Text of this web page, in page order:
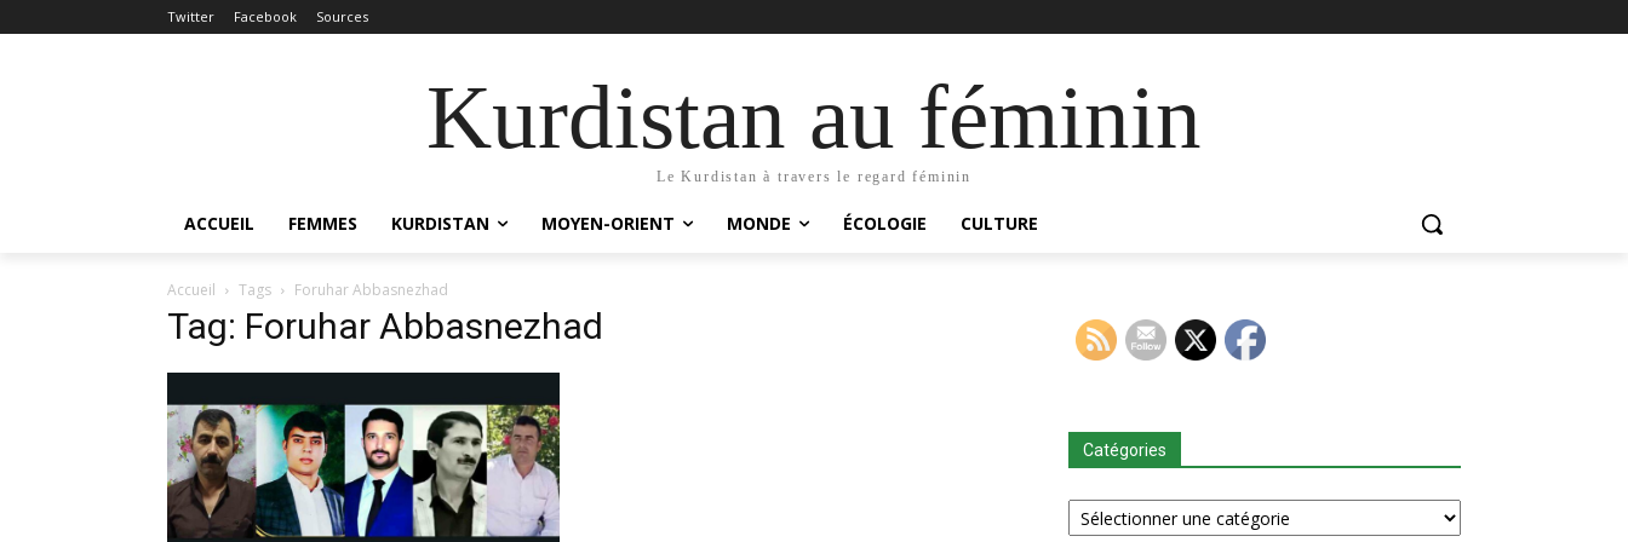
Twitter Facebook Sources
Kurdistan au féminin
Le Kurdistan à travers le regard féminin
ACCUEIL FEMMES KURDISTAN MOYEN-ORIENT MONDE ÉCOLOGIE CULTURE
Accueil Tags Foruhar Abbasnezhad
Tag: Foruhar Abbasnezhad
Catégories
Catégories